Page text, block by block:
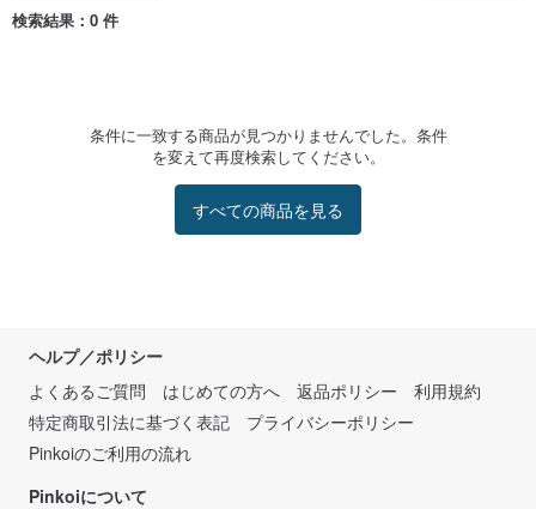
検索結果：0 件
条件に一致する商品が見つかりませんでした。条件
を変えて再度検索してください。
すべての商品を見る
ヘルプ／ポリシー
よくあるご質問
はじめての方へ 返品ポリシー
利用規約
特定商取引法に基づく表記
プライバシーポリシー
Pinkoiのご利用の流れ
Pinkoiについて